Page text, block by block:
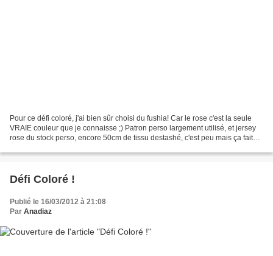
Pour ce défi coloré, j'ai bien sûr choisi du fushia! Car le rose c'est la seule
VRAIE couleur que je connaisse ;) Patron perso largement utilisé, et jersey
rose du stock perso, encore 50cm de tissu destashé, c'est peu mais ça fait
Défi Coloré !
Publié le 16/03/2012 à 21:08
Par Anadiaz